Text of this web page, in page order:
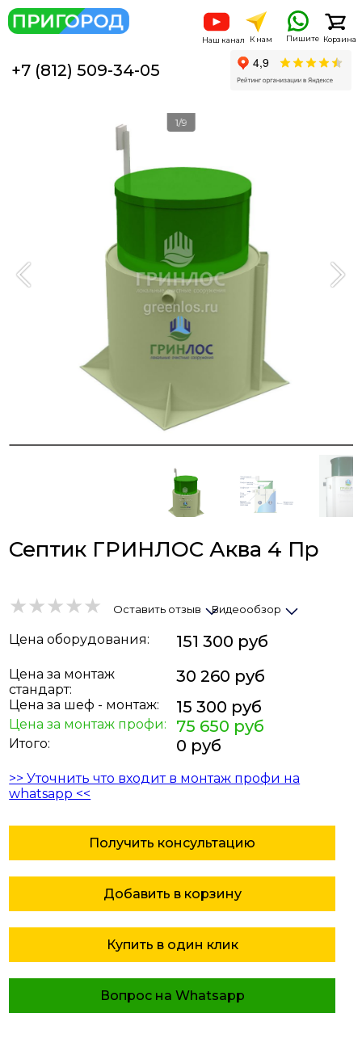
Наш канал К нам Пишите Корзина
+7 (812) 509-34-05
1/9
Септик ГРИНЛОС Аква 4 Пр
Оставить отзыв Видеообзор
Ценаоборудования: 151 300 руб
Цена за монтаж
стандарт:
30 260 руб
Цена за шеф - монтаж: 15 300 руб
Цена за монтаж профи: 75 650 руб
Итого: 0 руб
>> Уточнить что входит в монтаж профи на
whatsapp <<
Получить консультацию
Добавить в корзину
Купить в один клик
Вопрос на Whatsapp